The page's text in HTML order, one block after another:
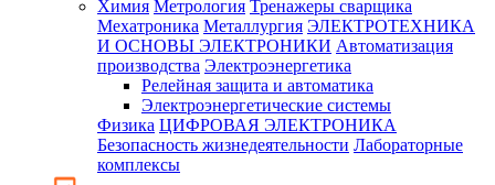
Химия Метрология Тренажеры сварщика
Мехатроника Металлургия ЭЛЕКТРОТЕХНИКА
И ОСНОВЫ ЭЛЕКТРОНИКИ Автоматизация
производства Электроэнергетика
Релейная защита и автоматика
Электроэнергетические системы
Физика ЦИФРОВАЯ ЭЛЕКТРОНИКА
Безопасность жизнедеятельности Лабораторные
комплексы